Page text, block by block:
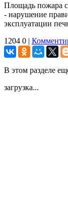
Площадь пожара
- нарушение
эксплуатации
1204 0 |
В этом разделе
загрузка...